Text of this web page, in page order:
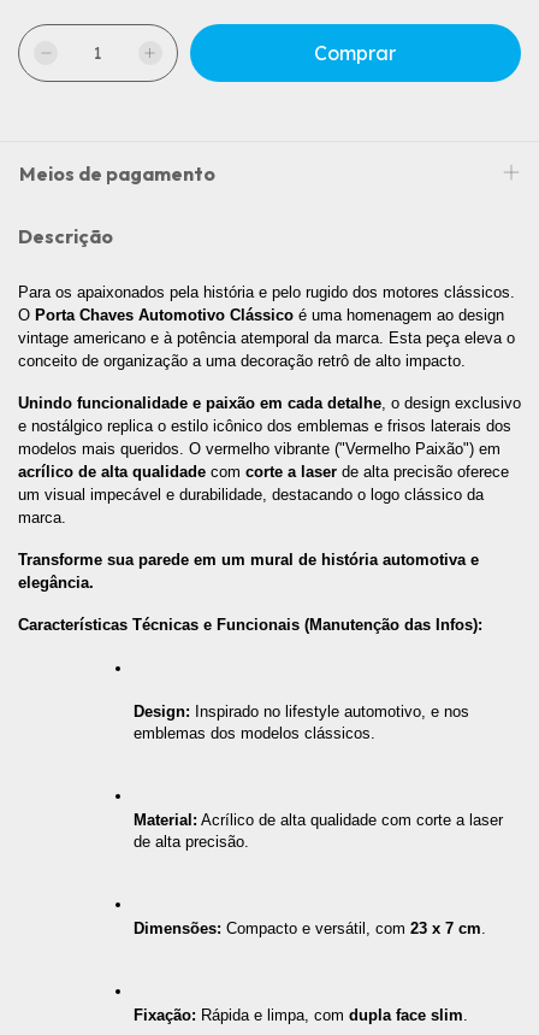
Meios de pagamento
Descrição
Para os apaixonados pela história e pelo rugido dos motores clássicos.
O Porta Chaves Automotivo Clássico é uma homenagem ao design
vintage americano e à potência atemporal da marca. Esta peça eleva o
conceito de organização a uma decoração retrô de alto impacto.
Unindo funcionalidade e paixão em cada detalhe , o design exclusivo
e nostálgico replica o estilo icônico dos emblemas e frisos laterais dos
acrílico de alta qualidade com corte a laser de alta precisão oferece
um visual impecável e durabilidade, destacando o logo clássico da
marca.
Transforme sua parede em um mural de história automotiva e
elegância.
Características Técnicas e Funcionais (Manutenção das Infos):
Design: Inspirado no lifestyle automotivo, e nos
emblemas dos modelos clássicos.
Material: Acrílico de alta qualidade com corte a laser
de alta precisão.
Dimensões: Compacto e versátil, com 23 x 7 cm
Fixação: Rápida e limpa, com dupla face slim